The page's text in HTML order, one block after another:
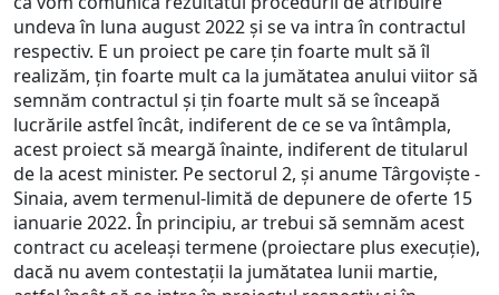
undeva în luna august 2022 și se va intra în contractul
respectiv. E un proiect pe care țin foarte mult să îl
realizăm, țin foarte mult ca la jumătatea anului viitor să
semnăm contractul și țin foarte mult să se înceapă
lucrările astfel încât, indiferent de ce se va întâmpla,
acest proiect să meargă înainte, indiferent de titularul
de la acest minister. Pe sectorul 2, și anume Târgoviște -
Sinaia, avem termenul-limită de depunere de oferte 15
ianuarie 2022. În principiu, ar trebui să semnăm acest
contract cu aceleași termene (proiectare plus execuție),
dacă nu avem contestații la jumătatea lunii martie,